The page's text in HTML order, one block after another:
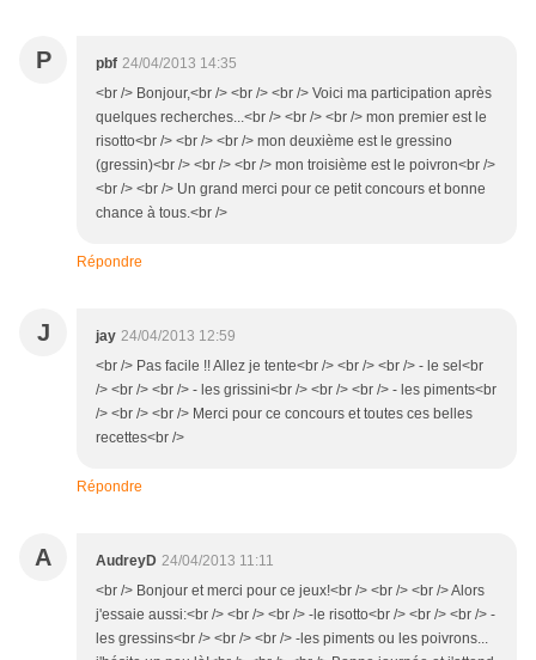
P pbf 24/04/2013 14:35
<br /> Bonjour,<br /> <br /> <br /> Voici ma participation après
quelques recherches...<br /> <br /> <br /> mon premier est le
risotto<br /> <br /> <br /> mon deuxième est le gressino
(gressin)<br /> <br /> <br /> mon troisième est le poivron<br />
<br /> <br /> Un grand merci pour ce petit concours et bonne
chance à tous.<br />
Répondre
J jay 24/04/2013 12:59
<br /> Pas facile !! Allez je tente<br /> <br /> <br /> - le sel<br
/> <br /> <br /> - les grissini<br /> <br /> <br /> - les piments<br
/> <br /> <br /> Merci pour ce concours et toutes ces belles
recettes<br />
Répondre
A AudreyD 24/04/2013 11:11
<br /> Bonjour et merci pour ce jeux!<br /> <br /> <br /> Alors
j'essaie aussi:<br /> <br /> <br /> -le risotto<br /> <br /> <br /> -
les gressins<br /> <br /> <br /> -les piments ou les poivrons...